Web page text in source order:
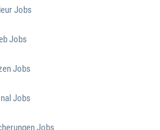
Jobs
Jobs
Jobs
Jobs
Jobs